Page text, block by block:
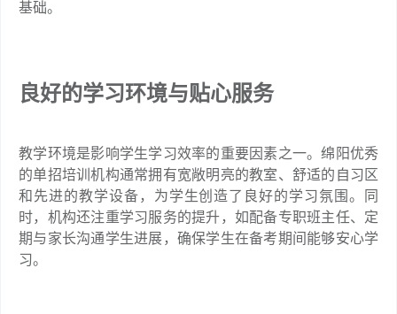
基础。
良好的学习环境与贴心服务
教学环境是影响学生学习效率的重要因素之一。绵阳优秀
的单招培训机构通常拥有宽敞明亮的教室、舒适的自习区
和先进的教学设备，为学生创造了良好的学习氛围。同
时，机构还注重学习服务的提升，如配备专职班主任、定
期与家长沟通学生进展，确保学生在备考期间能够安心学
习。